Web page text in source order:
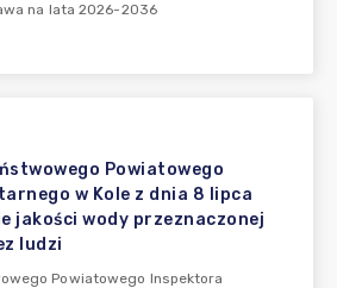
na lata 2026-2036
Powiatowego
w Kole z dnia 8 lipca
jakości wody przeznaczonej
ludzi
Powiatowego Inspektora